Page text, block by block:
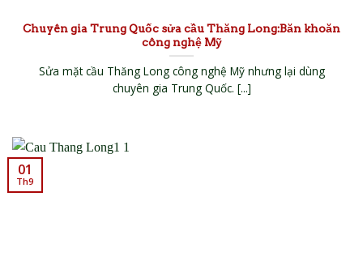
Chuyên gia Trung Quốc sửa cầu Thăng Long:Băn khoăn
công nghệ Mỹ
Sửa mặt cầu Thăng Long công nghệ Mỹ nhưng lại dùng
chuyên gia Trung Quốc. [...]
01
Th9